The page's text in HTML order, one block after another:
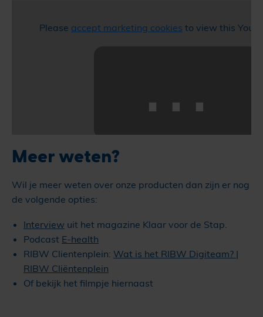
⋯
Please accept marketing cookies to view this
Meer weten?
Wil je meer weten over onze producten dan zijn er nog
de volgende opties:
Interview uit het magazine Klaar voor de Stap.
Podcast E-health
RIBW Clientenplein: Wat is het RIBW Digiteam? |
RIBW Cliëntenplein
Of bekijk het filmpje hiernaast